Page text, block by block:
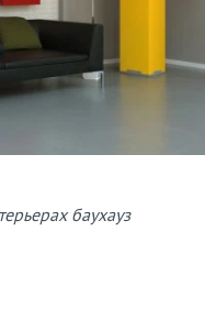
баухауз